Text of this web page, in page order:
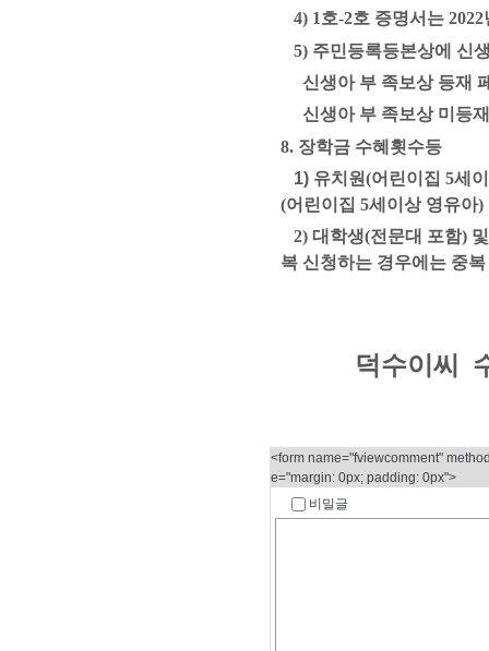
4) 1 호-2호 증명서는 2022
5) 주민등록등본상에 신
신생아 부 족보상 등재
신생아 부 족보상 미등
8. 장학금 수혜횟수등
1) 유치원(어린이집 5세
(어린이집 5세이상 영유아)
2) 대학생(전문대 포함)
복 신청하는 경우에는 중
덕수이씨
<form name="fviewcomment"
e="margin: 0px; padding: 0px">
비밀글